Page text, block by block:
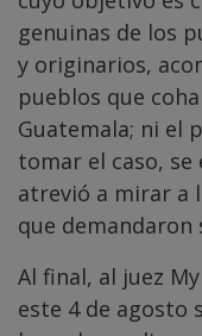
genuinas de los
y originarios,
pueblos que
Guatemala; ni el
tomar el caso, se
atrevió a mirar a
que demandaron
Al final, al juez
este 4 de agosto